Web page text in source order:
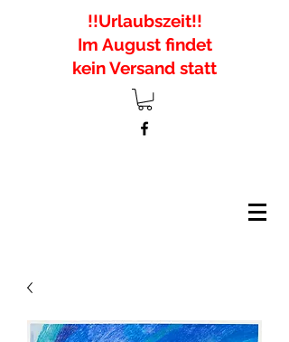
!!Urlaubszeit!!
Im August findet
kein Versand statt